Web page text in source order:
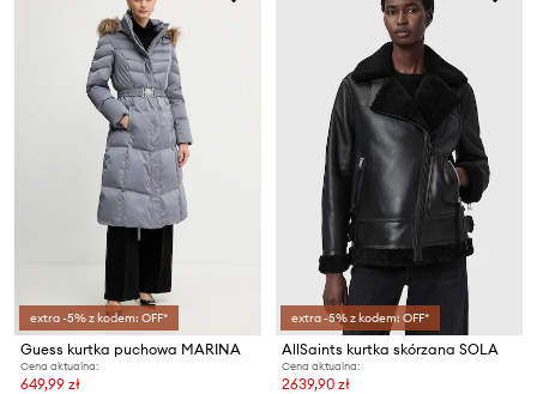
extra -5% z kodem: OFF*
Guess kurtka puchowa MARINA
Cena aktualna:
649,99 zł
extra -5% z kodem: OFF*
AllSaints kurtka skórzana SOLA
Cena aktualna:
2639,90 zł